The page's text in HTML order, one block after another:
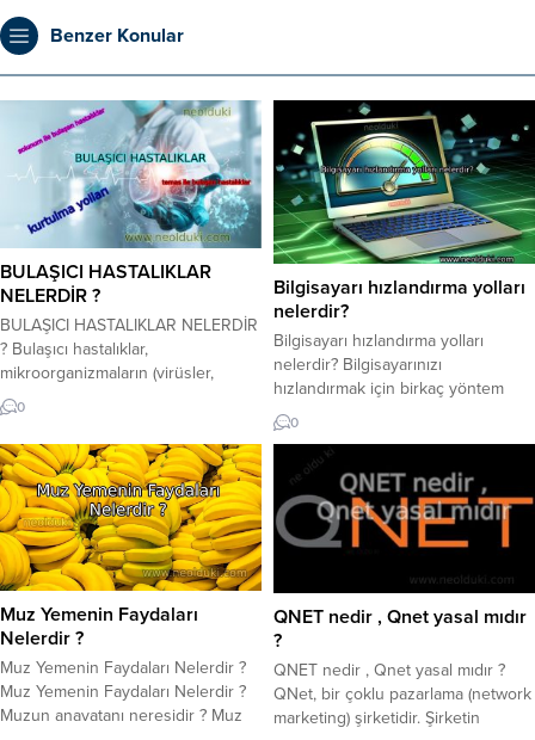
Benzer Konular
BULAŞICI HASTALIKLAR
NELERDİR ?
BULAŞICI HASTALIKLAR NELERDİR
? Bulaşıcı hastalıklar,
mikroorganizmaların (virüsler,
bakteriler, mantarlar, parazitler)
veya diğer patojenlerin insanlar
arasında veya hayvanlar arasında
geçiş yaparak hastalığın
yayılmasına neden olduğu
hastalıklardır. Bu hastalıklar kişiden
kişiye, vektörler aracılığıyla
(örneğin, sivrisinekler), hava
yoluyla, temas yoluyla veya
kontamine yiyecek ve su yoluyla
yayılabilirler. Bulaşıcı hastalıklar
dünya genelinde ciddi...
0
Bilgisayarı hızlandırma yolları
nelerdir?
Bilgisayarı hızlandırma yolları
nelerdir? Bilgisayarınızı
hızlandırmak için birkaç yöntem
vardır. İşte bazı temel öneriler:
Gereksiz Programları Kapatma: –
Bilgisayarınızın başlangıcında
otomatik olarak çalışan gereksiz
programları devre dışı bırakın.
Görev Yöneticisi‘ni kullanarak
edebilirsiniz. Kullanmadığınız
etmeye gerek yoktur. Disk
Temizliği ve Birleştirme: –
Bilgisayarınızdaki...
0
Muz Yemenin Faydaları
Nelerdir ?
Muz Yemenin Faydaları Nelerdir ?
Muz Yemenin Faydaları Nelerdir ?
Muzun anavatanı neresidir ? Muz
QNET nedir , Qnet yasal mıdır
?
QNET nedir , Qnet yasal mıdır ?
QNet, bir çoklu pazarlama (network
marketing) şirketidir. Şirketin